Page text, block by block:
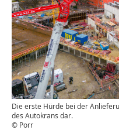
Die erste Hürde bei der
des Autokrans dar.
© Porr